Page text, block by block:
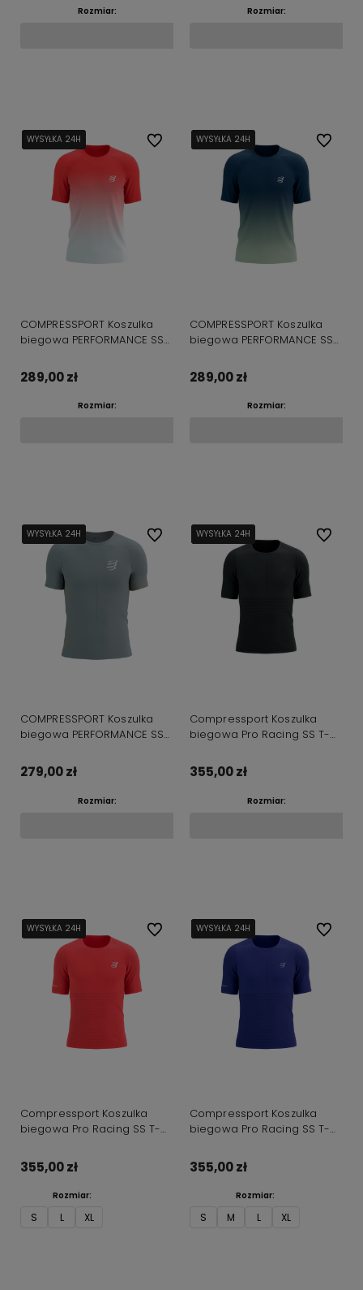
Rozmiar: Rozmiar:
WYSYŁKA 24H
WYSYŁKA 24H
WYSYŁKA 24H
COMPRESSPORT Koszulka
biegowa PERFORMANCE SS
289,00 zł
Rozmiar:
Do ulubionychWYSYŁKA 24H
WYSYŁKA 24H
WYSYŁKA 24H
COMPRESSPORT Koszulka
biegowa PERFORMANCE SS
289,00 zł
Rozmiar:
Do
WYSYŁKA 24H
WYSYŁKA 24H
WYSYŁKA 24H
COMPRESSPORT Koszulka
biegowa PERFORMANCE SS
279,00 zł
Rozmiar:
Do ulubionychWYSYŁKA 24H
WYSYŁKA 24H
WYSYŁKA 24H
Compressport Koszulka
biegowa Pro Racing SS T-
355,00 zł
Rozmiar:
Do
WYSYŁKA 24H
WYSYŁKA 24H
WYSYŁKA 24H
WYSYŁKA 24H
Compressport Koszulka
biegowa Pro Racing SS T-
355,00 zł
Rozmiar:
S L XL
Do ulubionychWYSYŁKA 24H
WYSYŁKA 24H
WYSYŁKA 24H
WYSYŁKA 24H
Compressport Koszulka
biegowa Pro Racing SS T-
355,00 zł
Rozmiar:
S M L XL
Do